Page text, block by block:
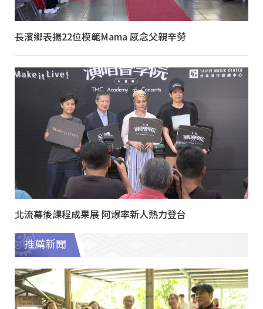
長濱鄉表揚22位模範Mama 感念父親辛勞
北流幕後課程成果展 阿爆率新人熱力登台
推薦新聞